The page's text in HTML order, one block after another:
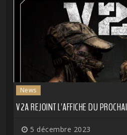
News
V2A REJOINT L'AFFICHE DU
5 décembre 2023